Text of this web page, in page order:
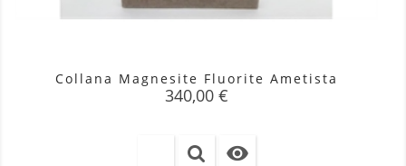
Collana Magnesite Fluorite Ametista
Prezzo
340,00 €
